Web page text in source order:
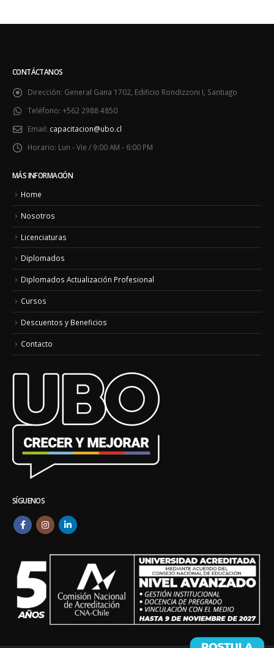
CONTÁCTANOS
Dirección: General Gana 1702, Edificio Rondizzoni I, Santiago
Teléfono: +562 2988 4850
Email: capacitacion@ubo.cl
Horario: Lun - Vie / 9:00 AM - 6:00 PM
MÁS INFORMACIÓN
Home
Nosotros
Licenciaturas
Diplomados
Diplomados Actualización Profesional
Cursos
Descuentos y Beneficios
Contacto
SÍGUENOS